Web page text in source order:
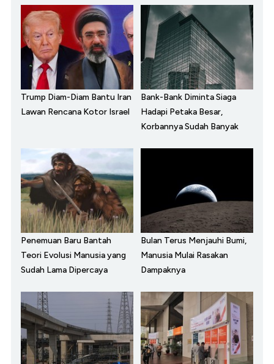
Trump Diam-Diam Bantu Iran
Lawan Rencana Kotor Israel
Bank-Bank Diminta Siaga
Hadapi Petaka Besar,
Korbannya Sudah Banyak
Penemuan Baru Bantah
Teori Evolusi Manusia yang
Sudah Lama Dipercaya
Bulan Terus Menjauhi Bumi,
Manusia Mulai Rasakan
Dampaknya